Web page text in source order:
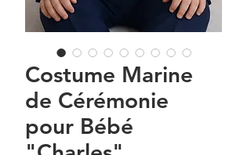
Costume Marine
de Cérémonie
pour Bébé